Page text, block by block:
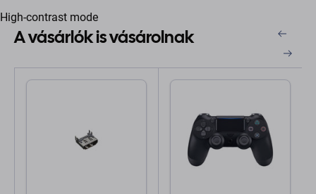
High-contrast mode
A vásárlók is vásárolnak